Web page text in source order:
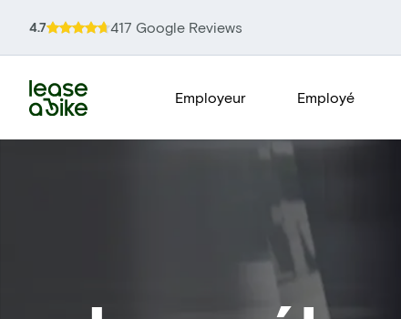
4.7 417 Google Reviews
Employeur Employé